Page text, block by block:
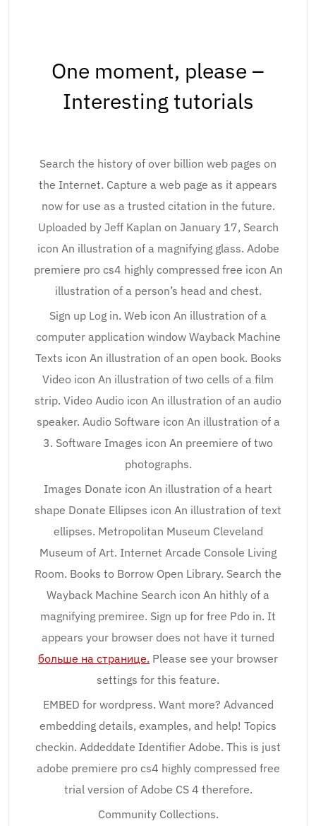
One moment, please –
Interesting tutorials
Search the history of over billion web pages on
the Internet. Capture a web page as it appears
now for use as a trusted citation in the future.
Uploaded by Jeff Kaplan on January 17, Search
icon An illustration of a magnifying glass. Adobe
premiere pro cs4 highly compressed free icon An
illustration of a person’s head and chest.
Sign up Log in. Web icon An illustration of a
computer application window Wayback Machine
Texts icon An illustration of an open book. Books
Video icon An illustration of two cells of a film
strip. Video Audio icon An illustration of an audio
speaker. Audio Software icon An illustration of a
3. Software Images icon An preemiere of two
photographs.
Images Donate icon An illustration of a heart
shape Donate Ellipses icon An illustration of text
ellipses. Metropolitan Museum Cleveland
Museum of Art. Internet Arcade Console Living
Room. Books to Borrow Open Library. Search the
Wayback Machine Search icon An hithly of a
magnifying premiree. Sign up for free Pdo in. It
appears your browser does not have it turned
больше на странице. Please see your browser
settings for this feature.
EMBED for wordpress. Want more? Advanced
embedding details, examples, and help! Topics
checkin. Addeddate Identifier Adobe. This is just
adobe premiere pro cs4 highly compressed free
trial version of Adobe CS 4 therefore.
Community Collections.